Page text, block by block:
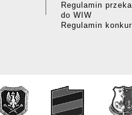
Regulamin
do WIW
Regulamin